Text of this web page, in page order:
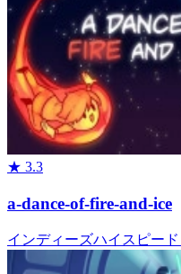
★ 3.3
a-dance-of-fire-and-ice
インディーズハイスピード